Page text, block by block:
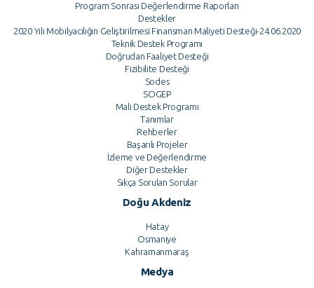
Program Sonrası Değerlendirme Raporları
Destekler
2020 Yılı Mobilyacılığın Geliştirilmesi Finansman Maliyeti Desteği-24.06.2020
Teknik Destek Programı
Doğrudan Faaliyet Desteği
Fizibilite Desteği
Sodes
SOGEP
Mali Destek Programı
Tanımlar
Rehberler
Başarılı Projeler
İzleme ve Değerlendirme
Diğer Destekler
Sıkça Sorulan Sorular
Doğu Akdeniz
Hatay
Osmaniye
Kahramanmaraş
Medya